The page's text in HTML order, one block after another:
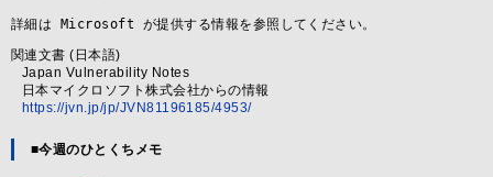
詳細は Microsoft が提供する情報を参照してください。
関連文書 (日本語)
Japan Vulnerability Notes
日本マイクロソフト株式会社からの情報
https://jvn.jp/jp/JVN81196185/4953/
■今週のひとくちメモ